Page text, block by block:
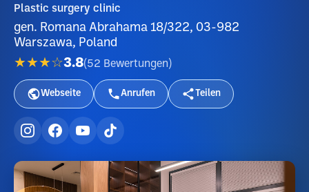
Plastic surgery clinic
gen. Romana Abrahama 18/322, 03-982
Warszawa, Poland
★★★☆3.8(52 Bewertungen )
Webseite Anrufen Teilen